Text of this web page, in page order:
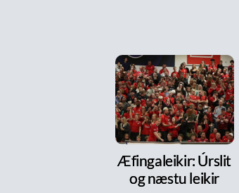
Æfingaleikir: Úrslit
og næstu leikir